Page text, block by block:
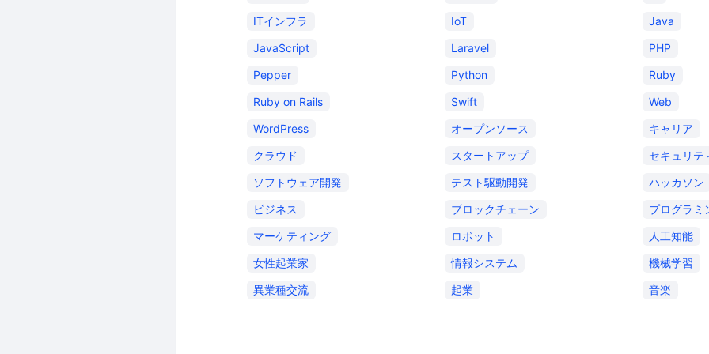
ITインフラ
IoT
Java
JavaScript
Laravel
PHP
Pepper
Python
Ruby
Ruby on Rails
Swift
Web
WordPress
オープンソース
キャリア
クラウド
スタートアップ
セキュリテ
ソフトウェア開発
テスト駆動開発
ハッカソン
ビジネス
ブロックチェーン
プログラミ
マーケティング
ロボット
人工知能
女性起業家
情報システム
機械学習
異業種交流
起業 音楽